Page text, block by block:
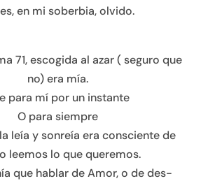
en mi soberbia, olvido.
71, escogida al azar ( seguro que
no) era mía.
para mí por un instante
O para siempre
leía y sonreía era consciente de
leemos lo que queremos.
que hablar de Amor, o de des-